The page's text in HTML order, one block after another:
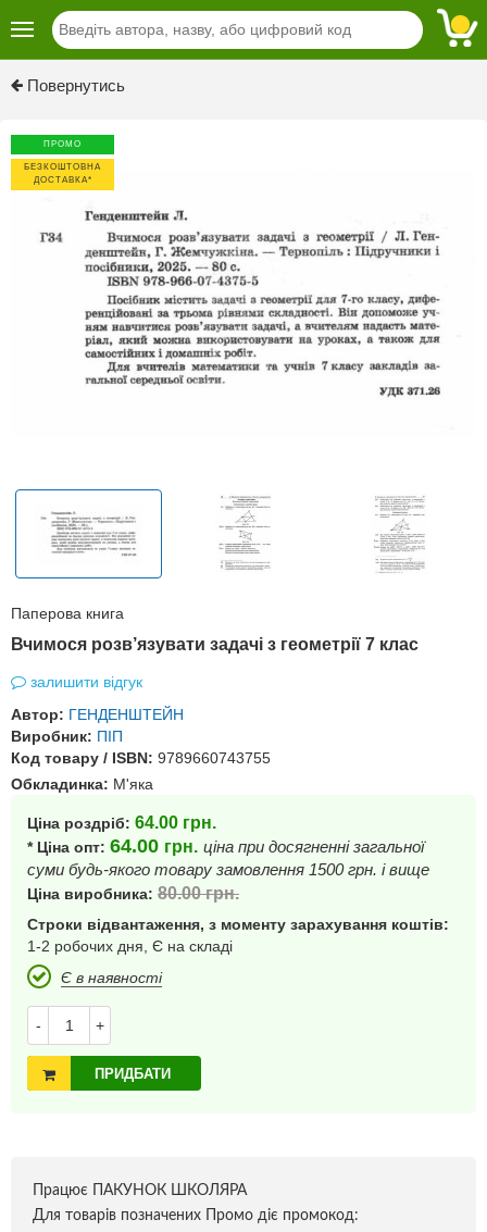
Повернутись
ПРОМО
БЕЗКОШТОВНА
ДОСТАВКА*
Паперова книга
Вчимося розв’язувати задачі з геометрії 7 клас
залишити відгук
Автор: ГЕНДЕНШТЕЙН
Виробник: ПІП
Код товару / ISBN: 9789660743755
Обкладинка: М'яка
Ціна роздріб: 64.00 грн.
* Ціна опт: 64.00 грн. ціна при досягненні загальної
суми будь-якого товару замовлення 1500 грн. і вище
Ціна виробника: 80.00грн.
Строки відвантаження, з моменту зарахування коштів:
1-2 робочих дня, Є на складі
Є в наявності
- +
ПРИДБАТИ
Працює ПАКУНОК ШКОЛЯРА
Для товарів позначених Промо діє промокод: